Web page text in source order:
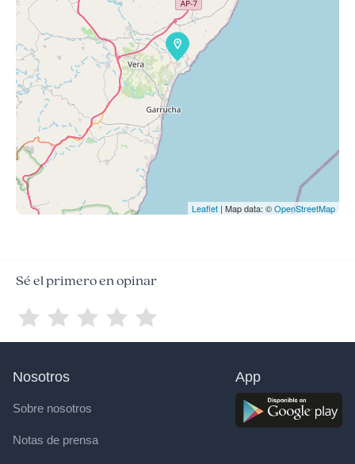
Leaflet | Map data: ©OpenStreetMap
Sé el primero en opinar
Nosotros
Sobre nosotros
Notas de prensa
App